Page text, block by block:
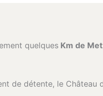
quelques Km de
de détente, le